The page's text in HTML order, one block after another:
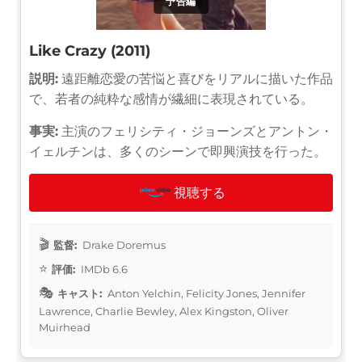
Like Crazy (2011)
説明: 遠距離恋愛の苦悩と喜びをリアルに描いた作品
で、若者の純粋な感情が繊細に表現されている。
事実: 主演のフェリシティ・ジョーンズとアントン・
イェルチンは、多くのシーンで即興演技を行った。
視聴する
監督: Drake Doremus
評価: IMDb 6.6
キャスト: Anton Yelchin, Felicity Jones, Jennifer
Lawrence, Charlie Bewley, Alex Kingston, Oliver
Muirhead